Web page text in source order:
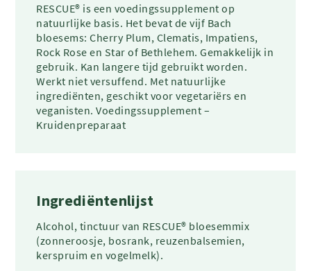
RESCUE® is een voedingssupplement op
natuurlijke basis. Het bevat de vijf Bach
bloesems: Cherry Plum, Clematis, Impatiens,
Rock Rose en Star of Bethlehem. Gemakkelijk in
gebruik. Kan langere tijd gebruikt worden.
Werkt niet versuffend. Met natuurlijke
ingrediënten, geschikt voor vegetariërs en
veganisten. Voedingssupplement –
Kruidenpreparaat
Ingrediëntenlijst
Alcohol, tinctuur van RESCUE® bloesemmix
(zonneroosje, bosrank, reuzenbalsemien,
kerspruim en vogelmelk).